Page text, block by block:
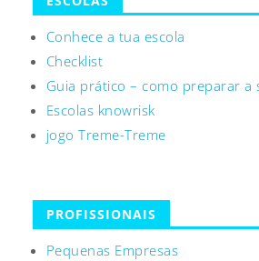
Conhece a tua escola
Checklist
Guia prático – como preparar a
Escolas knowrisk
jogo Treme-Treme
PROFISSIONAIS
Pequenas Empresas